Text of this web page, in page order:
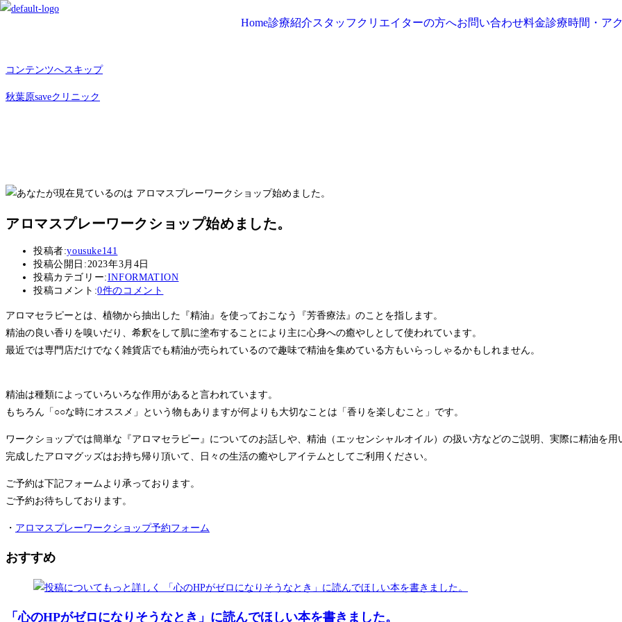
コンテンツへスキップ
秋葉原saveクリニック
Home診療紹介スタッフ クリエイターの方へお問い合わせ料金診療時間・ア
アロマスプレーワークショップ始めました。
投稿者:yousuke141
投稿公開日:2023年3月4日
投稿カテゴリー:INFORMATION
投稿コメント:0件のコメント
アロマセラピーとは、植物から抽出した『精油』を使っておこなう『芳⾹療法』のことを指します。
精油の良い⾹りを嗅いだり、希釈をして肌に塗布することにより主に⼼⾝への癒やしとして使われています。
最近では専⾨店だけでなく雑貨店でも精油が売られているので趣味で精油を集めている⽅もいらっしゃるかもしれません。
精油は種類によっていろいろな作⽤があると⾔われています。
もちろん「○○な時にオススメ」という物もありますが何よりも⼤切なことは「⾹りを楽しむこと」です。
ワークショップでは簡単な『アロマセラピー』についてのお話しや、精油（エッセンシャルオイル）の扱い方などのご説明、実際に精油を用
完成したアロマグッズはお持ち帰り頂いて、日々の生活の癒やしアイテムとしてご利用ください。
ご予約は下記フォームより承っております。
ご予約お待ちしております。
・ アロマスプレーワークショップ予約フォーム
おすすめ
「心のHPがゼロになりそうなとき」に読んでほしい本を書きました。